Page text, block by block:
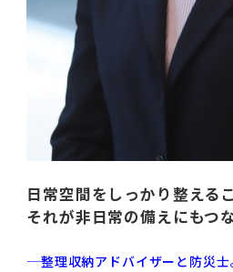
日常空間をしっかり整えるこ
それが非日常の備えにもつ
―― 整理収納アドバイザーと防災